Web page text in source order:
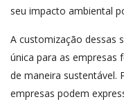
seu impacto ambiental
A customização dessas
única para as empresas
de maneira sustentável.
empresas podem